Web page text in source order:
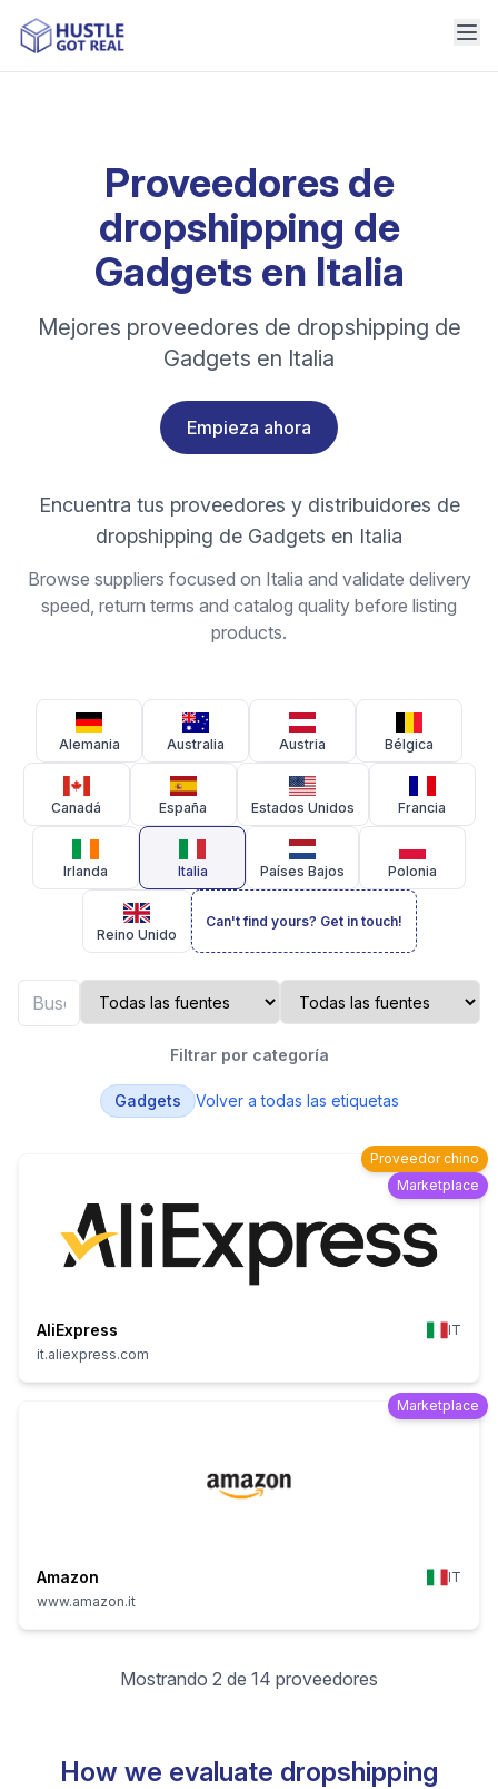
Proveedores de
dropshipping de
Gadgets en Italia
Mejores proveedores de dropshipping de
Gadgets en Italia
Empieza ahora
Encuentra tus proveedores y distribuidores de
dropshipping de Gadgets en Italia
Browse suppliers focused on Italia and validate delivery
speed, return terms and catalog quality before listing
products.
Alemania Australia Austria Bélgica
Canadá España Estados Unidos Francia
Irlanda Italia Países Bajos Polonia
Reino Unido
Can't find yours? Get in touch!
Filtrar por categoría
Gadgets Volver a todas las etiquetas
Proveedor chino
Marketplace
AliExpress
IT
it.aliexpress.com
Marketplace
Amazon
IT
www.amazon.it
Mostrando 2 de 14 proveedores
How we evaluate dropshipping